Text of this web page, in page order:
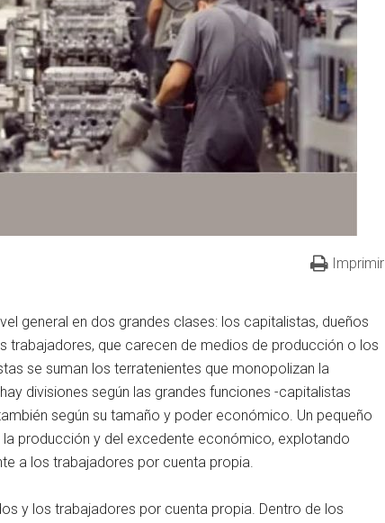
Imprimir
general en dos grandes clases: los capitalistas, dueños
trabajadores, que carecen de medios de producción o los
se suman los terratenientes que monopolizan la
divisiones según las grandes funciones -capitalistas
según su tamaño y poder económico. Un pequeño
producción y del excedente económico, explotando
a los trabajadores por cuenta propia.
y los trabajadores por cuenta propia. Dentro de los